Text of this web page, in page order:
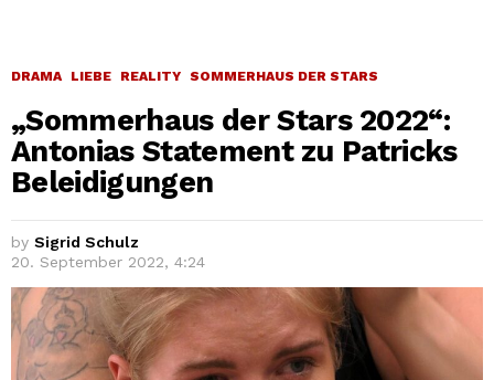
DRAMA LIEBE REALITY SOMMERHAUS DER STARS
„Sommerhaus der Stars 2022“:
Antonias Statement zu Patricks
Beleidigungen
by Sigrid Schulz
20. September 2022, 4:24